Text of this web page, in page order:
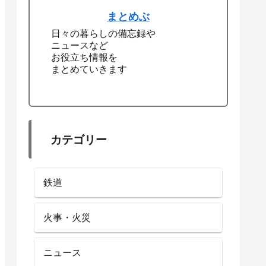
まとめぶ
日々の暮らしの備忘録や
ニュースなど
お役立ち情報を
まとめていきます
カテゴリー
鉄道
火事・火災
ニュース